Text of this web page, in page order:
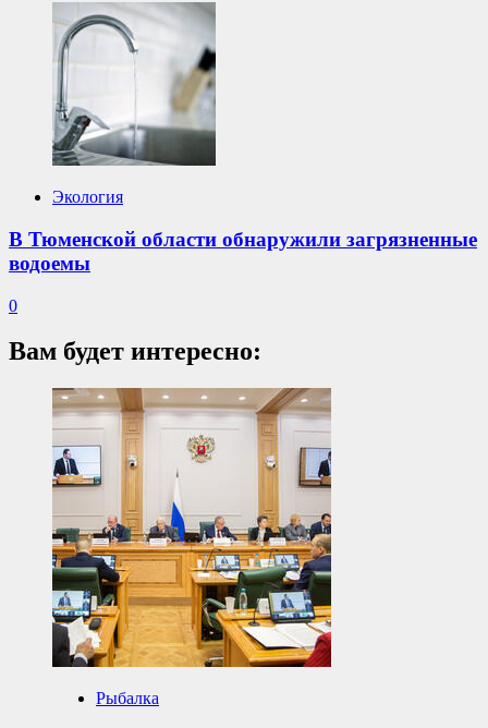
Экология
В Тюменской области обнаружили загрязненные
водоемы
0
Вам будет интересно:
Рыбалка